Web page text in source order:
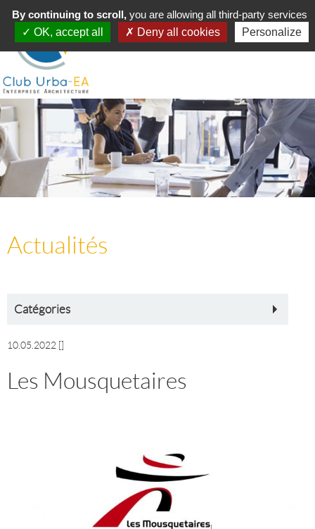
Toggle
navigation
MENU
Actualités
Catégories
10.05.2022
Les Mousquetaires
By continuing to scroll,you are allowing all third-party services
OK, accept all
Deny all cookies Personalize